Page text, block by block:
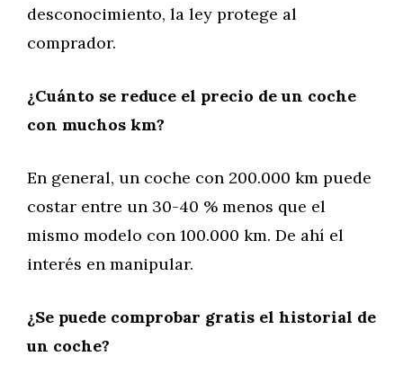
desconocimiento, la ley protege al
comprador.
¿Cuánto se reduce el precio de un coche
con muchos km?
En general, un coche con 200.000 km puede
costar entre un 30-40 % menos que el
mismo modelo con 100.000 km. De ahí el
interés en manipular.
¿Se puede comprobar gratis el historial de
un coche?